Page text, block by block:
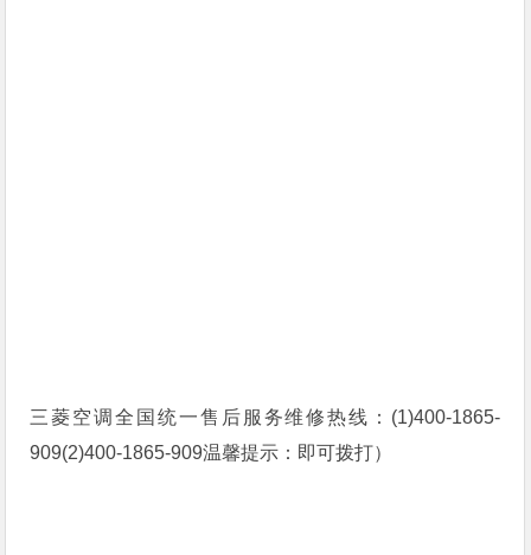
三菱空调全国统一售后服务维修热线：(1)400-1865-
909(2)400-1865-909温馨提示：即可拨打）